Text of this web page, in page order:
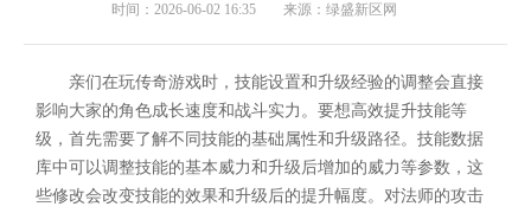
时间：2026-06-02 16:35 来源：绿盛新区网
亲们在玩传奇游戏时，技能设置和升级经验的调整会直接
影响大家的角色成长速度和战斗实力。要想高效提升技能等
级，首先需要了解不同技能的基础属性和升级路径。技能数据
库中可以调整技能的基本威力和升级后增加的威力等参数，这
些修改会改变技能的效果和升级后的提升幅度。对法师的攻击